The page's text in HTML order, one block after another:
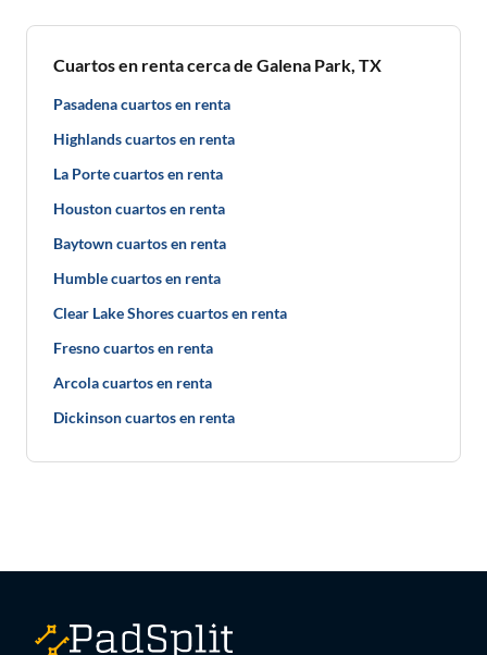
Cuartos en renta cerca de Galena Park, TX
Pasadena cuartos en renta
Highlands cuartos en renta
La Porte cuartos en renta
Houston cuartos en renta
Baytown cuartos en renta
Humble cuartos en renta
Clear Lake Shores cuartos en renta
Fresno cuartos en renta
Arcola cuartos en renta
Dickinson cuartos en renta